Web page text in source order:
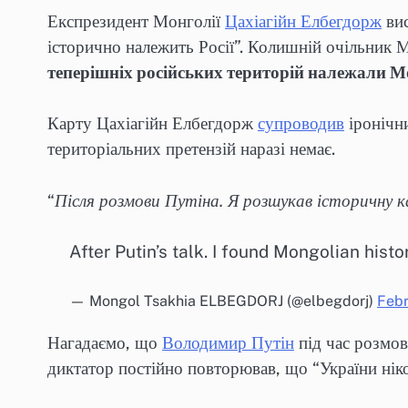
Експрезидент Монголії Цахіагійн Елбегдорж
історично належить Росії”. Колишній
теперішніх російських територій належали
Карту Цахіагійн Елбегдорж супроводив
територіальних претензій наразі немає.
“Після розмови Путіна. Я розшукав історичну
After Putin’s talk. I found Mongolian
— Mongol Tsakhia ELBEGDORJ (@elbegdorj)
Нагадаємо, що Володимир Путін під час
диктатор постійно повторював, що “України